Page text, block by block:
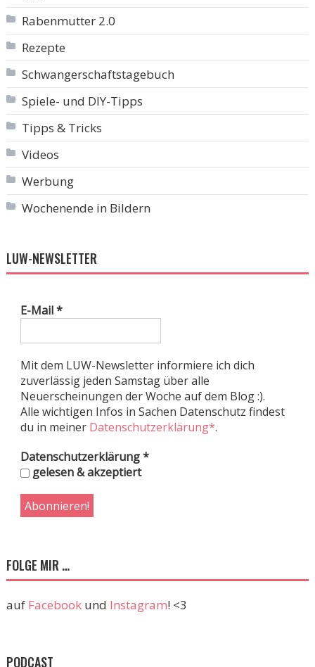
Rabenmutter 2.0
Rezepte
Schwangerschaftstagebuch
Spiele- und DIY-Tipps
Tipps & Tricks
Videos
Werbung
Wochenende in Bildern
LUW-NEWSLETTER
E-Mail*
Mit dem LUW-Newsletter informiere ich dich
zuverlässig jeden Samstag über alle
Neuerscheinungen der Woche auf dem Blog :).
Alle wichtigen Infos in Sachen Datenschutz findest
du in meiner Datenschutzerklärung*.
Datenschutzerklärung*
gelesen & akzeptiert
FOLGE MIR …
auf Facebookund Instagram! <3
PODCAST